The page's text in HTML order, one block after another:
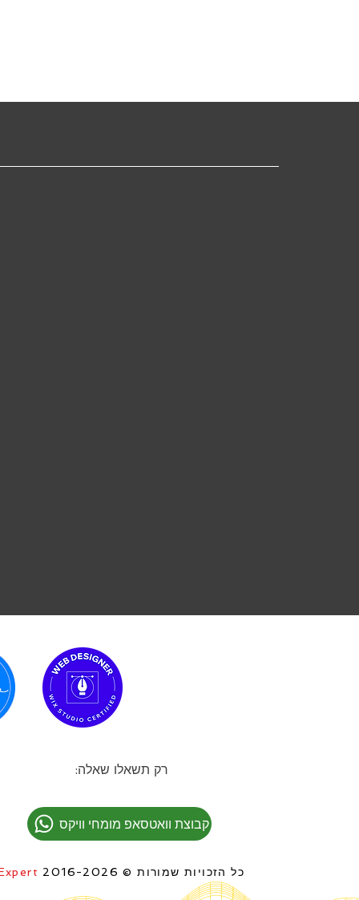
רק תשאלו שאלה:
קבוצת וואטסאפ מומחי וויקס
כל הזכויות שמורות © 2016-2026